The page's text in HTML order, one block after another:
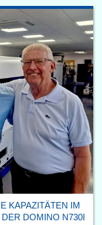
KAPAZITÄTEN IM
DOMINO N730I